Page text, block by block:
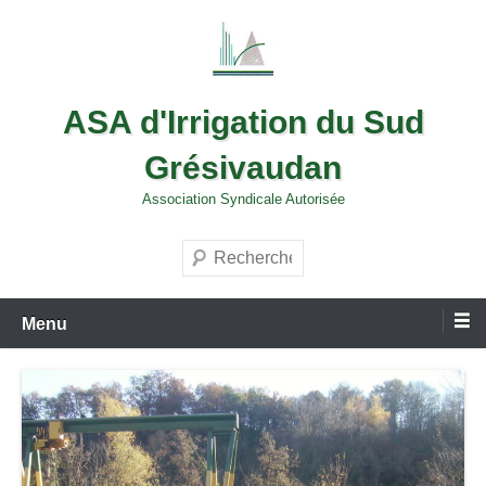
ASA d'Irrigation du Sud
Grésivaudan
Association Syndicale Autorisée
Recherche
Menu